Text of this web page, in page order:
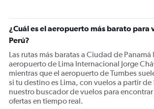
¿Cuál es el aeropuerto más barato para
Perú?
Las rutas más baratas a Ciudad de Panamá
aeropuerto de Lima Internacional Jorge
mientras que el aeropuerto de Tumbes
si tu destino es Lima, con vuelos a partir
nuestro buscador de vuelos para encontrar
ofertas en tiempo real.